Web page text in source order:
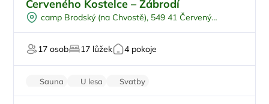
Pro skupiny
Polopenze
Plná penze
Červeného Kostelce – Zábrodí
camp Brodský (na Chvostě), 549 41 Červený
17 osob
17 lůžek 4 pokoje
Sauna U lesa
Svatby
Firemní akce/teambuilding
Zvířata povolena